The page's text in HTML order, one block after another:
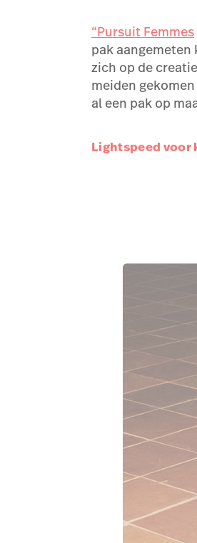
“Pursuit Femmes
pak
zich op de
meiden
al een pak op
Lightspeed